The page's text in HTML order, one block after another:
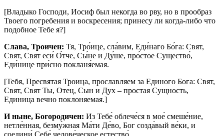
[Владыко Господи, Иосиф был некогда во рву, но в прообраз
Твоего погребения и воскресения; принесу ли когда-либо что
подобное Тебе я?]
Слава, Троичен: Тя, Тро́ице, сла́вим, Еди́наго Бо́га: Свят,
Свят, Свят еси́ О́тче, Сы́не и Ду́ше, про́стое Существо́,
Еди́нице при́сно покланя́емая.
[Тебя, Пресвятая Троица, прославляем за Единого Бога: Свят,
Свят, Свят Ты, Отец, Сын и Дух – простая Сущность,
Единица вечно поклоняемая.]
И ныне, Богородичен: Из Тебе́ облече́ся в мое́ смеше́ние,
нетле́нная, безму́жная Ма́ти Де́во, Бог созда́вый ве́ки, и